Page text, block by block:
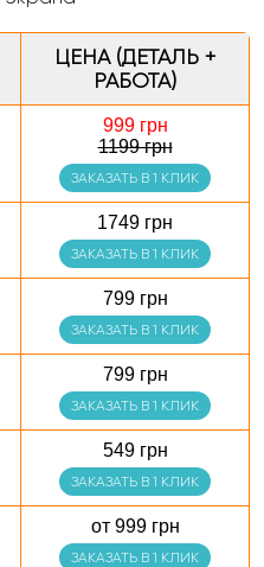
ЦЕНА (ДЕТАЛЬ +
РАБОТА)
999 грн
1199 грн
ЗАКАЗАТЬ В 1 КЛИК
1749 грн
ЗАКАЗАТЬ В 1 КЛИК
799 грн
ЗАКАЗАТЬ В 1 КЛИК
799 грн
ЗАКАЗАТЬ В 1 КЛИК
549 грн
ЗАКАЗАТЬ В 1 КЛИК
от 999 грн
ЗАКАЗАТЬ В 1 КЛИК